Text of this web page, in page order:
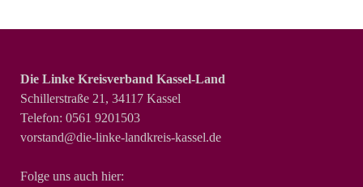
Die Linke Kreisverband Kassel-Land
Schillerstraße 21, 34117 Kassel
Telefon: 0561 9201503
vorstand@die-linke-landkreis-kassel.de
Folge uns auch hier: